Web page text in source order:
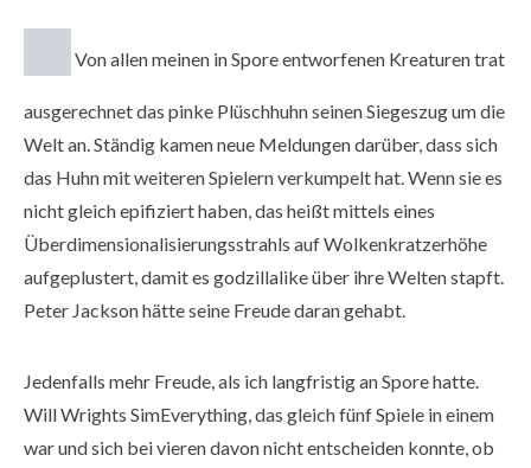
Von allen meinen in Spore entworfenen Kreaturen trat
ausgerechnet das pinke Plüschhuhn seinen Siegeszug um die
Welt an. Ständig kamen neue Meldungen darüber, dass sich
das Huhn mit weiteren Spielern verkumpelt hat. Wenn sie es
nicht gleich epifiziert haben, das heißt mittels eines
Überdimensionalisierungsstrahls auf Wolkenkratzerhöhe
aufgeplustert, damit es godzillalike über ihre Welten stapft.
Peter Jackson hätte seine Freude daran gehabt.
Jedenfalls mehr Freude, als ich langfristig an Spore hatte.
Will Wrights SimEverything, das gleich fünf Spiele in einem
war und sich bei vieren davon nicht entscheiden konnte, ob